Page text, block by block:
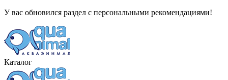
У вас обновился раздел с персональными рекомендациями!
Каталог